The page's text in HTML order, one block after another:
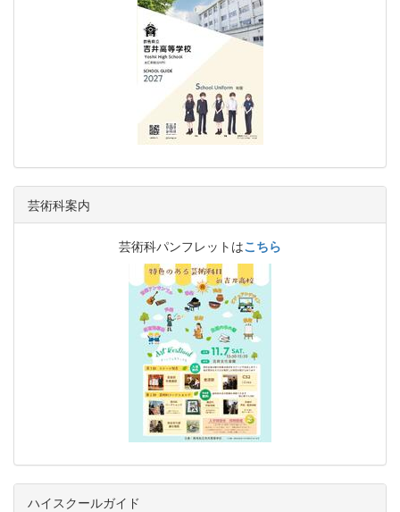
芸術科案内
芸術科パンフレットはこちら
ハイスクールガイド